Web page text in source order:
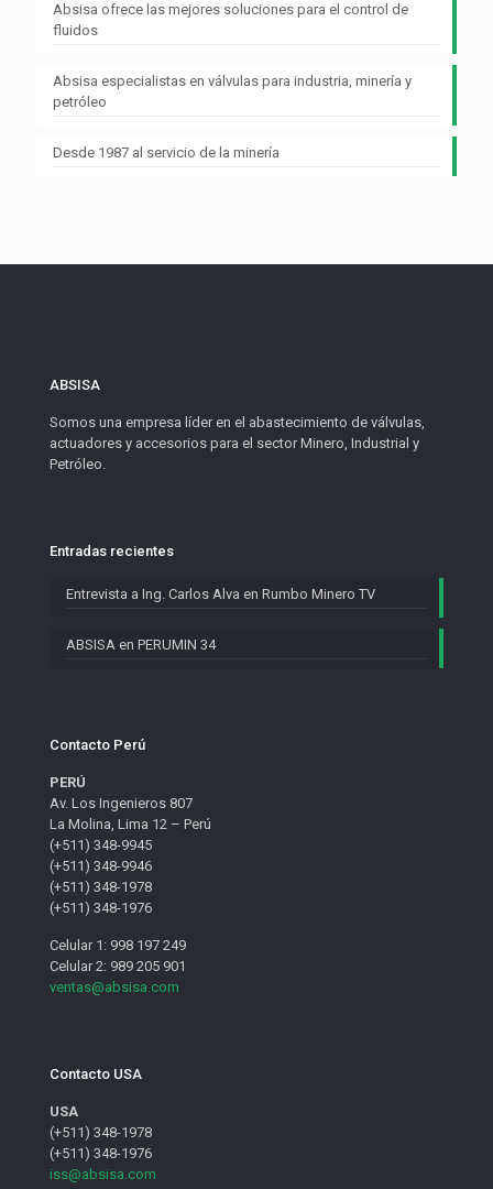
Absisa ofrece las mejores soluciones para el control de
fluidos
Absisa especialistas en válvulas para industria, minería y
petróleo
Desde 1987 al servicio de la minería
ABSISA
Somos una empresa líder en el abastecimiento de válvulas,
actuadores y accesorios para el sector Minero, Industrial y
Petróleo.
Entradas recientes
Entrevista a Ing. Carlos Alva en Rumbo Minero TV
ABSISA en PERUMIN 34
Contacto Perú
PERÚ
Av. Los Ingenieros 807
La Molina, Lima 12 – Perú
(+511) 348-9945
(+511) 348-9946
(+511) 348-1978
(+511) 348-1976
Celular 1: 998 197 249
Celular 2: 989 205 901
ventas@absisa.com
Contacto USA
USA
(+511) 348-1978
(+511) 348-1976
iss@absisa.com